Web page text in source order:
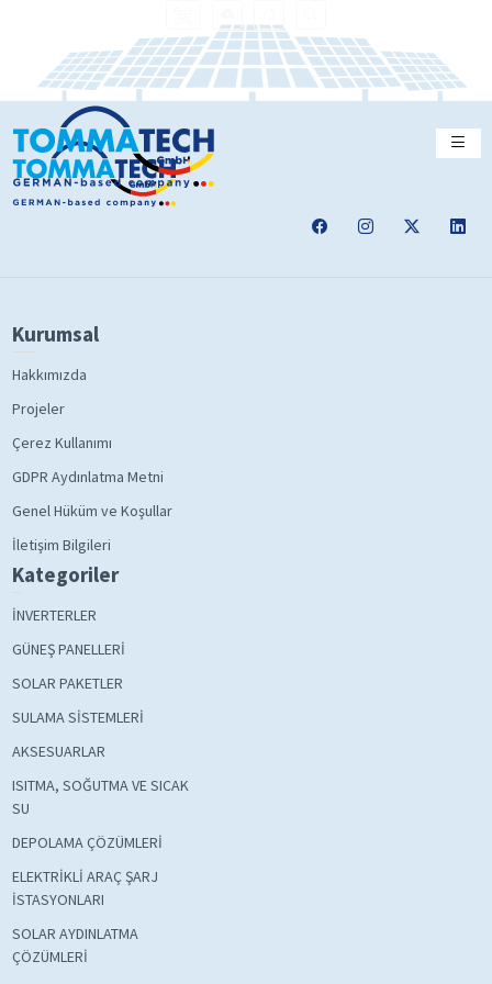
Kurumsal
Hakkımızda
Projeler
Çerez Kullanımı
GDPR Aydınlatma Metni
Genel Hüküm ve Koşullar
İletişim Bilgileri
Kategoriler
İNVERTERLER
GÜNEŞ PANELLERİ
SOLAR PAKETLER
SULAMA SİSTEMLERİ
AKSESUARLAR
ISITMA, SOĞUTMA VE SICAK
SU
DEPOLAMA ÇÖZÜMLERİ
ELEKTRİKLİ ARAÇ ŞARJ
İSTASYONLARI
SOLAR AYDINLATMA
ÇÖZÜMLERİ